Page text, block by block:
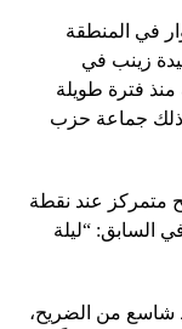
في المنطقة
زينب في
منذ فترة طويلة
ذلك جماعة حزب
مسلح متمركز عند نقطة
السابق: “ليلة
شاسع من الضريح،